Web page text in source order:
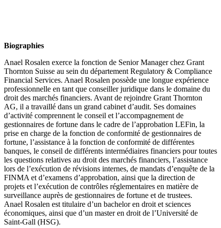
Biographies
Anael Rosalen exerce la fonction de Senior Manager chez Grant
Thornton Suisse au sein du département Regulatory & Compliance
Financial Services. Anael Rosalen possède une longue expérience
professionnelle en tant que conseiller juridique dans le domaine du
droit des marchés financiers. Avant de rejoindre Grant Thornton
AG, il a travaillé dans un grand cabinet d’audit. Ses domaines
d’activité comprennent le conseil et l’accompagnement de
gestionnaires de fortune dans le cadre de l’approbation LEFin, la
prise en charge de la fonction de conformité de gestionnaires de
fortune, l’assistance à la fonction de conformité de différentes
banques, le conseil de différents intermédiaires financiers pour toutes
les questions relatives au droit des marchés financiers, l’assistance
lors de l’exécution de révisions internes, de mandats d’enquête de la
FINMA et d’examens d’approbation, ainsi que la direction de
projets et l’exécution de contrôles réglementaires en matière de
surveillance auprès de gestionnaires de fortune et de trustees.
Anael Rosalen est titulaire d’un bachelor en droit et sciences
économiques, ainsi que d’un master en droit de l’Université de
Saint-Gall (HSG).